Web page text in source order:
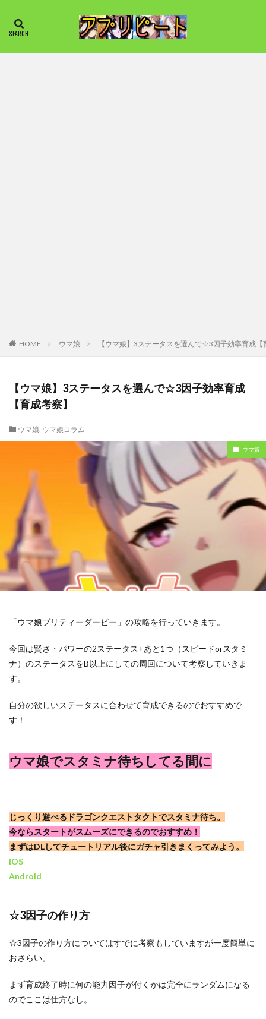
HOME ウマ娘 【ウマ娘】3ステータスを選んで☆3因子効率育成【
【ウマ娘】3ステータスを選んで☆3因子効率育成
【育成考察】
ウマ娘, ウマ娘コラム
ウマ娘
「ウマ娘プリティーダービー」の攻略を行っていきます。
今回は賢さ・パワーの2ステータス+あと1つ（スピードorスタミ
ナ）のステータスをB以上にしての周回について考察していきま
す。
自分の欲しいステータスに合わせて育成できるのでおすすめで
す！
ウマ娘でスタミナ待ちしてる間に
じっくり遊べるドラゴンクエストタクトでスタミナ待ち。
今ならスタートがスムーズにできるのでおすすめ！
まずはDLしてチュートリアル後にガチャ引きまくってみよう。
iOS
Android
☆3因子の作り方
☆3因子の作り方についてはすでに考察もしていますが一度簡単に
おさらい。
まず育成終了時に何の能力因子が付くかは完全にランダムになる
のでここは仕方なし。